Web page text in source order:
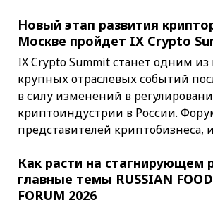
Новый этап развития
Москве пройдет IX Crypto
IX Crypto Summit станет одним
крупных отраслевых событий
в силу изменений в
криптоиндустрии в России.
представителей криптобизнеса,
Как расти на стагнирующем
главные темы RUSSIAN
FORUM 2026